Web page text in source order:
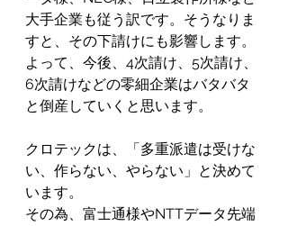
大手企業も従う訳です。そうなりま
すと、その下請けにも影響します。
よって、今後、4次請け、5次請け、
6次請けなどの零細企業はバタバタ
と倒産していくと思います。
クロテックは、「多重派遣は受けな
い、作らない、やらない」と決めて
います。
その為、富士通様やNTTデータ先端